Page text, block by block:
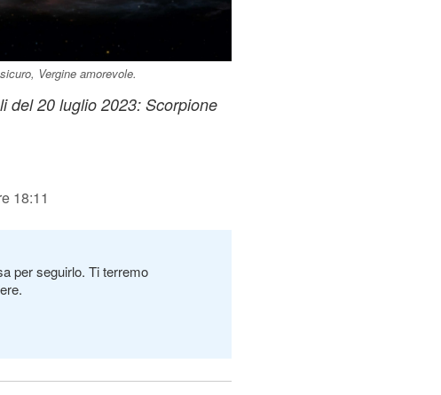
Vergine amorevole.
del 20 luglio 2023: Scorpione
18:11
per seguirlo. Ti terremo